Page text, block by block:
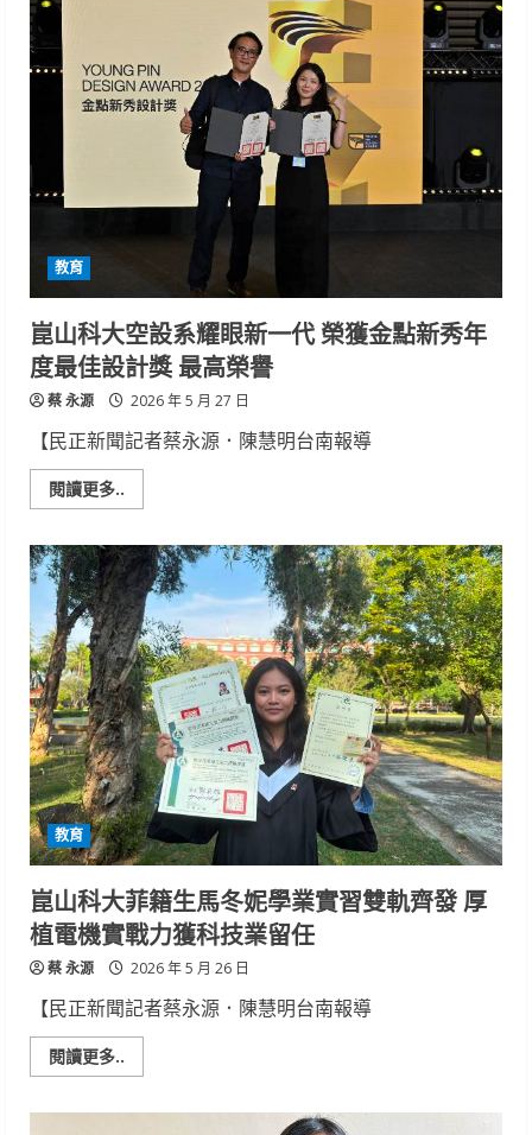
系
蔡
依
紋
照
圖
再
獲
頒
大
專
優
青
年
教育
崑山科大空設系耀眼新一代 榮獲金點新秀年
度最佳設計獎 最高榮譽
蔡 永源 2026 年 5 月 27 日
【民正新聞記者蔡永源．陳慧明台南報導
閱讀更多..
more
山
科
大
空
設
系
耀
眼
新
一
代
榮
獲
金
點
新
秀
年
度
最
佳
設
計
獎
最
高
譽
教育
崑山科大菲籍生馬冬妮學業實習雙軌齊發 厚
植電機實戰力獲科技業留任
蔡 永源 2026 年 5 月 26 日
【民正新聞記者蔡永源．陳慧明台南報導
閱讀更多..
more